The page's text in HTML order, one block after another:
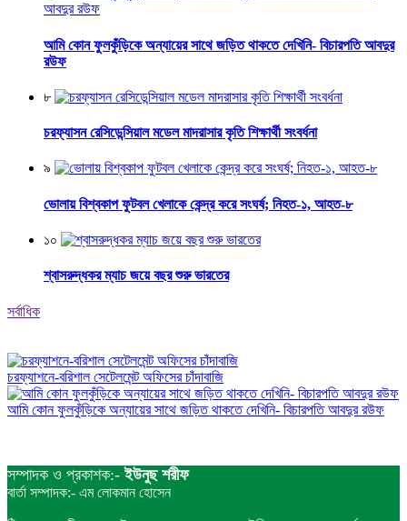
আমি কোন ফুলকুঁড়িকে অন্যায়ের সাথে জড়িত থাকতে দেখিনি- বিচারপতি আবদুর
রউফ
৮
চরফ্যাসন রেসিডেন্সিয়াল মডেল মাদরাসার কৃতি শিক্ষার্থী সংবর্ধনা
৯
ভোলায় বিশ্বকাপ ফুটবল খেলাকে কেন্দ্র করে সংঘর্ষ; নিহত-১, আহত-৮
১০
শ্বাসরুদ্ধকর ম্যাচ জয়ে বছর শুরু ভারতের
সর্বাধিক
চরফ্যাশনে-বরিশাল সেটেলমেন্ট অফিসের চাঁদাবাজি
আমি কোন ফুলকুঁড়িকে অন্যায়ের সাথে জড়িত থাকতে দেখিনি- বিচারপতি আবদুর রউফ
সম্পাদক ও প্রকাশক:-ইউনুছ শরীফ
বার্তা সম্পাদক:- এম লোকমান হোসেন